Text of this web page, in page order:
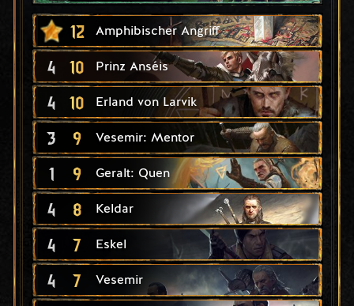
12 Amphibischer Angriff
4 10 Prinz Anséis
4 10 Erland von Larvik
3 9 Vesemir: Mentor
1 9 Geralt: Quen
4 8 Keldar
4 7 Eskel
4 7 Vesemir